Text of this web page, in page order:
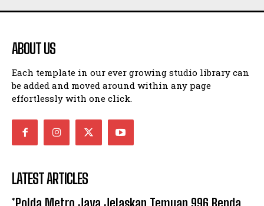
ABOUT US
Each template in our ever growing studio library can
be added and moved around within any page
effortlessly with one click.
LATEST ARTICLES